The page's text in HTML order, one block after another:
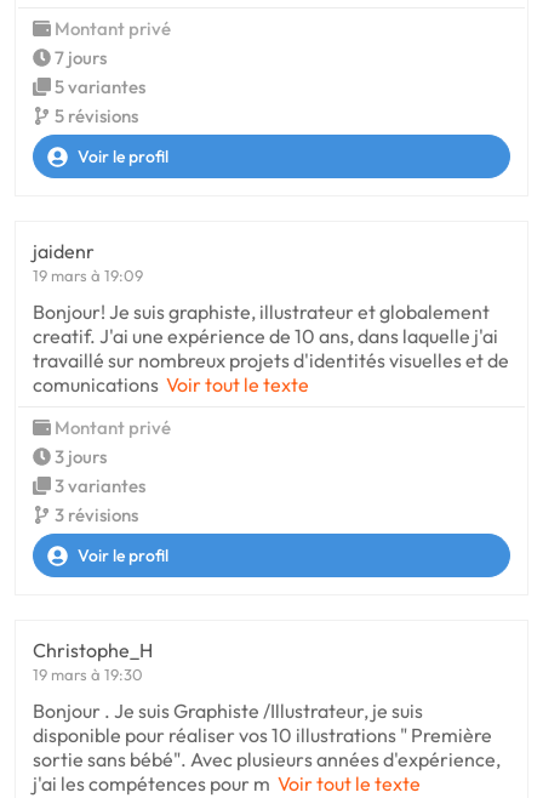
Montant privé
7 jours
5 variantes
5 révisions
Voir le profil
jaidenr
19 mars à 19:09
Bonjour! Je suis graphiste, illustrateur et globalement
creatif. J'ai une expérience de 10 ans, dans laquelle j'ai
travaillé sur nombreux projets d'identités visuelles et de
comunications Voir tout le texte
Montant privé
3 jours
3 variantes
3 révisions
Voir le profil
Christophe_H
19 mars à 19:30
Bonjour . Je suis Graphiste /Illustrateur, je suis
disponible pour réaliser vos 10 illustrations " Première
sortie sans bébé". Avec plusieurs années d'expérience,
j'ai les compétences pour m Voir tout le texte